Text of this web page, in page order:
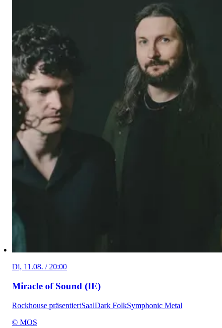
Di, 11.08. / 20:00
Miracle of Sound (IE)
Rockhouse präsentiertSaalDark FolkSymphonic Metal
© MOS